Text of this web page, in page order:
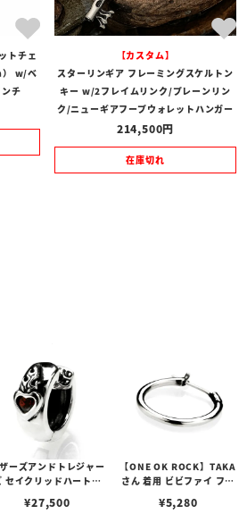
トチェ
） w/ベ
チ
【カスタム】
スターリンギア フレーミングスケルトン
キー w/2フレイムリンク/プレーンリン
ク/ニューギアフープウォレットハンガー
214,500
在庫切れ
ーズアンドトレジャー
セイクリッドハートピ
¥27,500
【ONE OK ROCK】TAKA
さん 着用 ビビファイ フー
¥5,280